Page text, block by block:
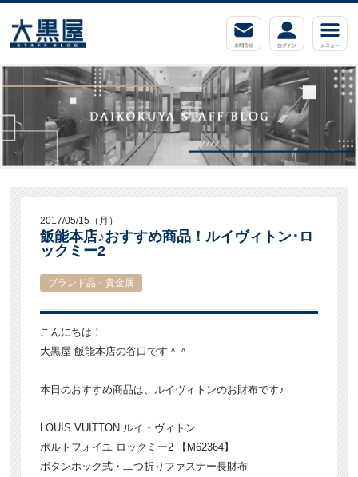
2017/05/15（月）
飯能本店♪おすすめ商品！ルイヴィトン･ロ
ックミー2
ブランド品・貴金属
こんにちは！
大黒屋 飯能本店の谷口です＾＾
本日のおすすめ商品は、ルイヴィトンのお財布です♪
LOUIS VUITTON ルイ・ヴィトン
ポルトフォイユ ロックミー2 【M62364】
ボタンホック式・二つ折りファスナー長財布